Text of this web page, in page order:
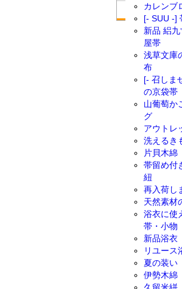
カレンブ
[- SUU -]
新品 絽
屋帯
浅草文庫
布
[- 召しま
の京袋帯
山葡萄か
グ
アウトレ
洗えるき
片貝木綿
帯留め付
紐
再入荷し
天然素材
浴衣に使
帯・小物
新品浴衣
リユース
夏の装い
伊勢木綿